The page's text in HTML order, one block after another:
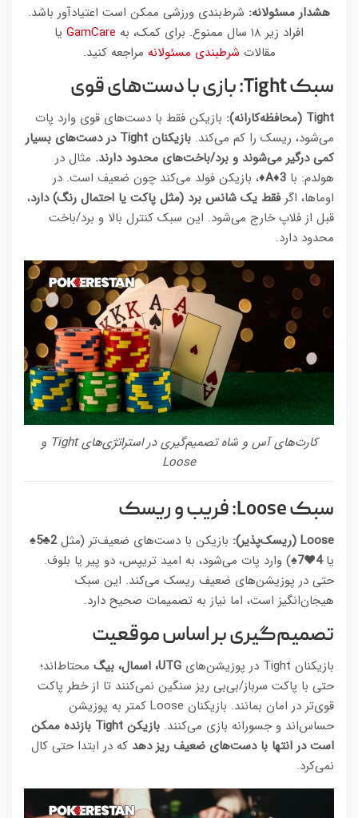
هشدار مسئولانه: شرط‌بندی ورزشی ممکن است اعتیادآور باشد.
افراد زیر ۱۸ سال ممنوع. برای کمک، به
GamCare یا
مقالات شرطبندی مسئولانه مراجعه کنید.
سبک Tight: بازی با دست‌های قوی
Tight (محافظه‌کارانه):
بازیکن فقط با دست‌های قوی وارد پات
می‌شود، ریسک را کم می‌کند.
بازیکنان Tight در دست‌های بسیار
کمی درگیر می‌شوند و برد/باخت‌های محدود دارند. مثال در
هولدم: با A♦3♦ ، بازیکن فولد می‌کند چون ضعیف است. در
اوماها، اگرفقط یک شانس برد (مثل پاکت یا احتمال رنگ) دارد،
قبل از فلاپ خارج می‌شود. این سبک کنترل بالا و برد/باخت
محدود دارد.
کارت‌های آس و شاه تصمیم‌گیری در استراتژی‌های Tight و
Loose
سبک Loose: فریب و ریسک
Loose (ریسک‌پذیر): بازیکن با دست‌های ضعیف‌تر (مثل2♣5♠
یا4♥7♠
) وارد پات می‌شود، به امید تریپس، دو پیر یا بلوف.
حتی در پوزیشن‌های ضعیف ریسک می‌کند. این سبک
هیجان‌انگیز است، اما نیاز به تصمیمات صحیح دارد.
تصمیم‌گیری بر اساس موقعیت
بازیکنان Tight در پوزیشن‌های UTG، اسمال، بیگ
محتاط‌اند؛
حتی با پاکت سرباز/بی‌بی ریز سنگین نمی‌کنند تا از خطر پاکت
قوی‌تر در امان بمانند. بازیکنان Loose کمتر به پوزیشن
حساس‌اند و جسورانه بازی می‌کنند.
بازیکن Tight بازنده ممکن
است در انتها با دست‌های ضعیف ریز دهد که در ابتدا حتی کال
نمی‌کرد.